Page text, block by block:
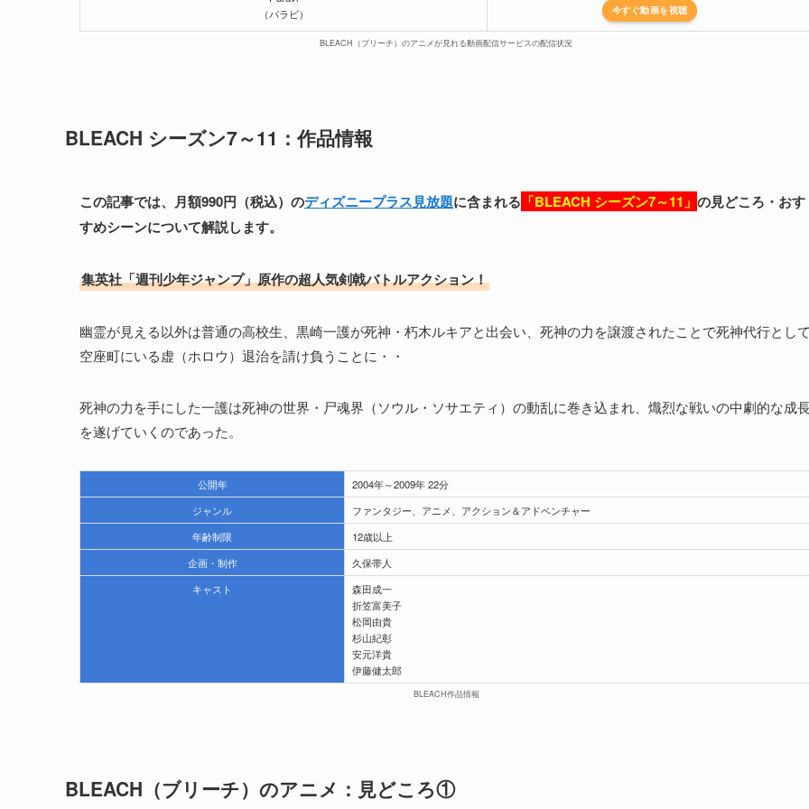
（パラビ）
今すぐ動画を視聴
BLEACH（ブリーチ）のアニメが見れる動画配信サービスの配信状況
BLEACH シーズン7～11：作品情報
この記事では、 月額990円（税込）のディズニープラス見放題に含まれる 「BLEACH シーズン7～11」 の見どころ ・おす
すめシーンについて解説します。
集英社「週刊少年ジャンプ」原作の超人気剣戟バトルアクション！
幽霊が見える以外は普通の高校生、黒崎一護が死神・朽木ルキアと出会い、死神の力を譲渡されたことで死神代行とし
空座町にいる虚（ホロウ）退治を請け負うことに・・
死神の力を手にした一護は死神の世界・尸魂界（ソウル・ソサエティ）の動乱に巻き込まれ、熾烈な戦いの中劇的な成
を遂げていくのであった。
公開年
2004年～2009年 22分
ジャンル
ファンタジー、アニメ、アクション＆アドベンチャー
年齢制限
12歳以上
企画・制作
久保帯人
キャスト
森田成一
折笠富美子
松岡由貴
杉山紀彰
安元洋貴
伊藤健太郎
BLEACH作品情報
BLEACH（ブリーチ）のアニメ：見どころ①